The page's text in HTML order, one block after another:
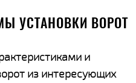
УСТАНОВКИ ВОРОТ
и
из интересующих